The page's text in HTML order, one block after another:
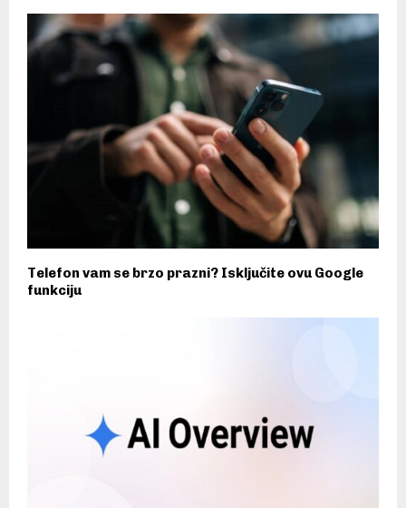
Telefon vam se brzo prazni? Isključite ovu Google
funkciju